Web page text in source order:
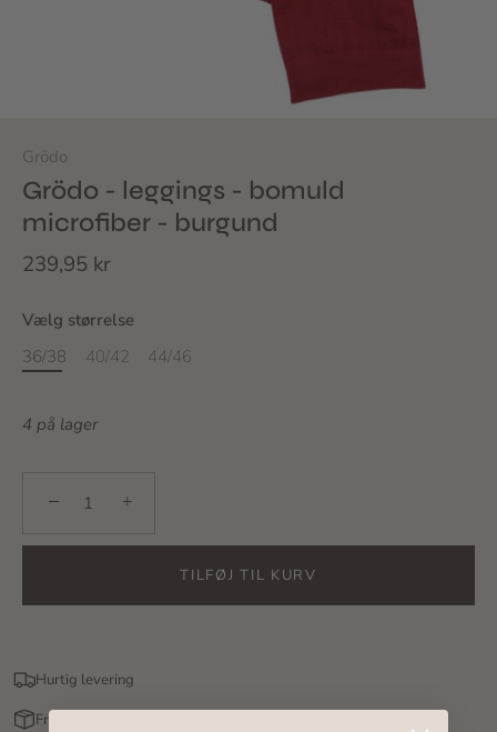
Grödo
Grödo - leggings - bomuld
microfiber - burgund
239,95 kr
Vælg størrelse
36/38
40/42 44/46
4 på lager
− +
TILFØJ TIL KURV
Hurtig levering
Fri fragt til pakkeshop over 599,-